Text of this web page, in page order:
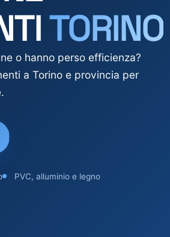
TORINO
o hanno perso efficienza?
a Torino e provincia per
PVC, alluminio e legno